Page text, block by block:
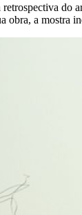
do
obra, a mostra